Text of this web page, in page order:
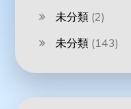
未分類 (2)
未分類 (143)